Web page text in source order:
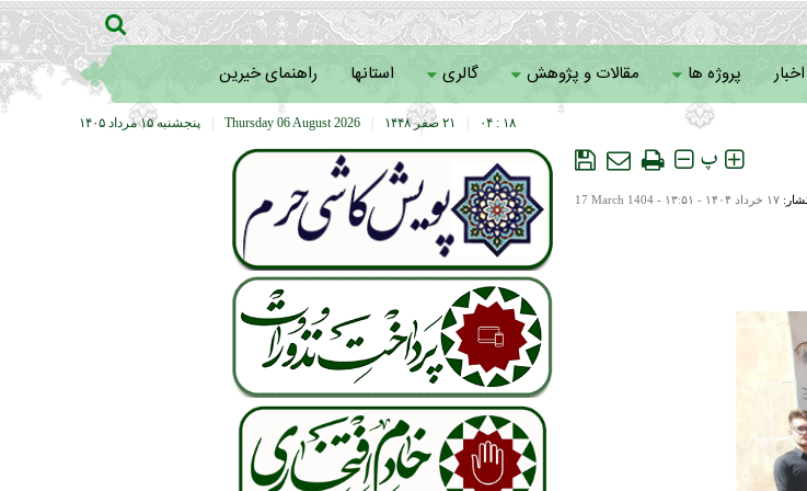
اخبار پروژه ها مقالات و پژوهش گالری استانها راهنمای خیرین
پنجشنبه ۱۵ مرداد ۱۴۰۵ Thursday 06 August 2026 ۲۱ صفر ۱۴۴۸ ۱۸ : ۰۴
پ
۱۷ خرداد ۱۴۰۴ - ۱۳:۵۱ - 17 March 1404